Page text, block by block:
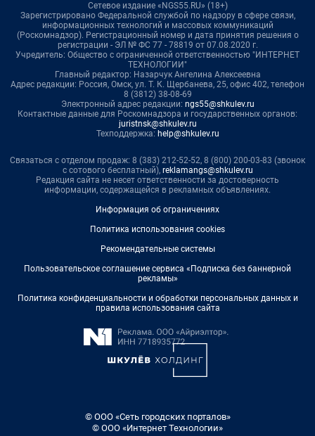
Сетевое издание «NGS55.RU» (18+)
Зарегистрировано Федеральной службой по надзору в сфере связи,
информационных технологий и массовых коммуникаций
(Роскомнадзор). Регистрационный номер и дата принятия решения о
регистрации - ЭЛ № ФС 77 - 78819 от 07.08.2020 г.
Учредитель: Общество с ограниченной ответственностью "ИНТЕРНЕТ
ТЕХНОЛОГИИ"
Главный редактор: Назарчук Ангелина Алексеевна
Адрес редакции: Россия, Омск, ул. Т. К. Щербанева, 25, офис 402, телефон
8 (3812) 38-08-69
Электронный адрес редакции: ngs55@shkulev.ru
Контактные данные для Роскомнадзора и государственных органов:
juristnsk@shkulev.ru
Техподдержка: help@shkulev.ru
Связаться с отделом продаж: 8 (383) 212-52-52, 8 (800) 200-03-83 (звонок
с сотового бесплатный), reklamangs@shkulev.ru
Редакция сайта не несет ответственности за достоверность
информации, содержащейся в рекламных объявлениях.
Информация об ограничениях
Политика использования cookies
Рекомендательные системы
Пользовательское соглашение сервиса «Подписка без баннерной
рекламы»
Политика конфиденциальности и обработки персональных данных и
правила использования сайта
© ООО «Сеть городских порталов»
© ООО «Интернет Технологии»